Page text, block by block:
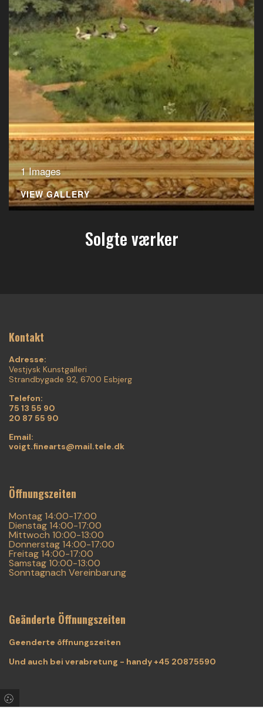
1 Images
VIEW GALLERY
Solgte værker
Kontakt
Adresse:
Vestjysk Kunstgalleri
Strandbygade 92, 6700 Esbjerg
Telefon:
75 13 55 90
20 87 55 90
Email:
voigt.finearts@mail.tele.dk
Öffnungszeiten
Montag 14:00-17:00
Dienstag 14:00-17:00
Mittwoch 10:00-13:00
Donnerstag 14:00-17:00
Freitag 14:00-17:00
Samstag 10:00-13:00
Sonntagnach Vereinbarung
Geänderte Öffnungszeiten
Geenderte ôffnungszeiten
Und auch bei verabretung - handy +45 20875590